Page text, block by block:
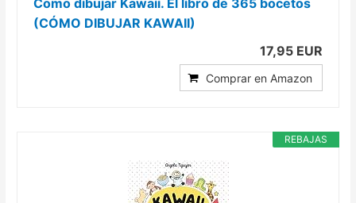
(CÓMO DIBUJAR KAWAII)
17,95 EUR
Comprar en Amazon
REBAJAS